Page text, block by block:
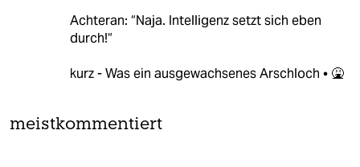
Achteran: “Naja. Intelligenz setzt sich eben
durch!“
kurz - Was ein ausgewachsenes Arschloch • 🤮
meistkommentiert